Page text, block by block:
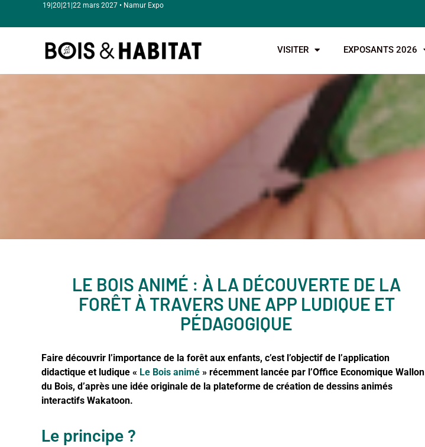
19|20|21|22 mars 2027 • Namur Expo
VISITER EXPOSANTS 2026
LE BOIS ANIMÉ : À LA DÉCOUVERTE DE LA
FORÊT À TRAVERS UNE APP LUDIQUE ET
PÉDAGOGIQUE
Faire découvrir l’importance de la forêt aux enfants, c’est l’objectif de l’application
didactique et ludique « Le Bois animé » récemment lancée par l’Office Economique Wallon
du Bois, d’après une idée originale de la plateforme de création de dessins animés
interactifs Wakatoon.
Le principe ?